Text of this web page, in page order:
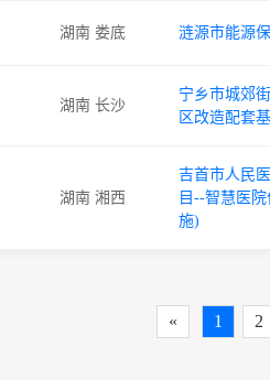
湖南 娄底 涟源市能源
湖南 长沙
宁乡市城郊
区改造配套
湖南 湘西
吉首市人民
目--智慧医
施)
« 1 2